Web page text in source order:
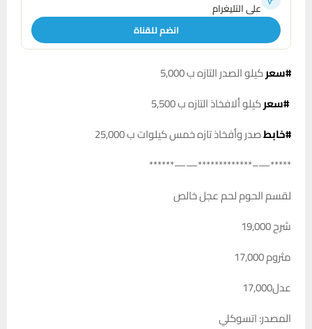
على التليغرام
انضم للقناة
#سعركيلو الصدر التازه ب 5,000
#سعركيلو ألافخاذ التازه ب 5,500
#خابطصدر وأفخاذ تازه خمس كيلوات ب 25,000
*****—–*************——******
لقسم الحوم لحم عجل خالص
شرح 19,000
مثروم 17,000
عدل17,000
المصدر: اتسوكلي